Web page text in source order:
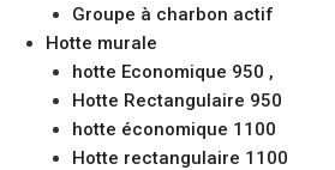
Groupe à charbon actif
Hotte murale
hotte Economique 950 ,
Hotte Rectangulaire 950
hotte économique 1100
Hotte rectangulaire 1100